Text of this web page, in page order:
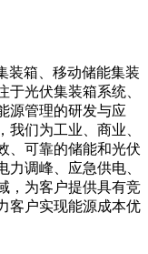
装箱、移动储能集装
光伏集装箱系统、
源管理的研发与应
我们为工业、商业、
、可靠的储能和光伏
调峰、应急供电、
，为客户提供具有竞
客户实现能源成本优